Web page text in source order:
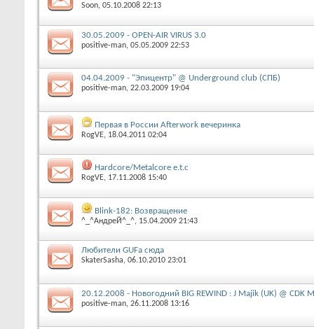
Soon‎, 05.10.2008 22:13
30.05.2009 - OPEN-AIR VIRUS 3.0
positive-man‎, 05.05.2009 22:53
04.04.2009 - "Эпицентр" @ Underground club (СПБ)
positive-man‎, 22.03.2009 19:04
Первая в России Afterwork вечеринка
RogVE‎, 18.04.2011 02:04
Hardcore/Metalcore e.t.c
RogVE‎, 17.11.2008 15:40
Blink-182: Возвращение
^_^АндреЙ^_^‎, 15.04.2009 21:43
Любители GUFа сюда
SkaterSasha‎, 06.10.2010 23:01
20.12.2008 - Новогодний BIG REWIND : J Majik (UK) @ CDK
positive-man‎, 26.11.2008 13:16